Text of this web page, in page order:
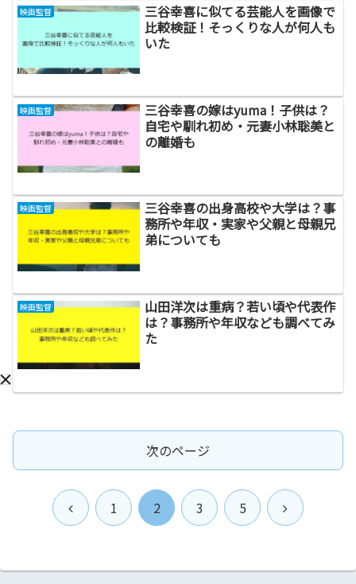
映画監督
三谷幸喜に似てる芸能人を画像で
比較検証！そっくりな人が何人も
いた
映画監督
三谷幸喜の嫁はyuma！子供は？
自宅や馴れ初め・元妻小林聡美と
の離婚も
映画監督
三谷幸喜の出身高校や大学は？事
務所や年収・実家や父親と母親兄
弟についても
映画監督
山田洋次は重病？若い頃や代表作
は？事務所や年収なども調べてみ
た
次のページ
前
1 2 3 5
次